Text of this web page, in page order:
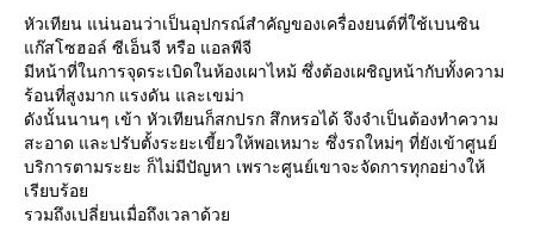
หัวเทียน แน่นอนว่าเป็นอุปกรณ์สำคัญของเครื่องยนต์ที่ใช้เบนซิน
ก๊สโซฮอล์ ซีเอ็นจี หรือ แอลพีจี
มีหน้าที่ในการจุดระเบิดในห้องเผาไหม้ ซึ่งต้องเผชิญหน้ากับทั้งความ
ร้อนที่สูงมาก แรงดัน และเขม่า
ดังนั้นนานๆ เข้า หัวเทียนก็สกปรก สึกหรอได้ จึงจำเป็นต้องทำความ
สะอาด และปรับตั้งระยะเขี้ยวให้พอเหมาะ ซึ่งรถใหม่ๆ ที่ยังเข้าศูนย์
บริการตามระยะ ก็ไม่มีปัญหา เพราะศูนย์เขาจะจัดการทุกอย่างให้
เรียบร้อ
รวมถึงเปลี่ยนเมื่อถึงเวลาด้ว